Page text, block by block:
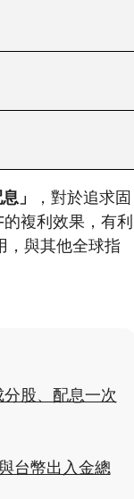
」
，對於追求固
複利效果，有利
，與其他全球指
股、配息一次
台幣出入金總